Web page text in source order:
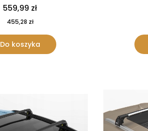
559,99 zł
455,28 zł
Do koszyka